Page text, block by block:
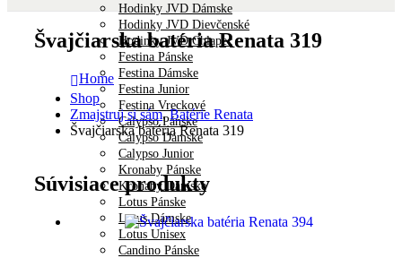
Hodinky JVD Dámske
Hodinky JVD Dievčenské
Hodinky JVD Chlapec
Festina Pánske
Festina Dámske
Festina Junior
Festina Vreckové
Calypso Pánske
Calypso Dámske
Calypso Junior
Kronaby Pánske
Kronaby Dámske
Lotus Pánske
Lotus Dámske
Lotus Unisex
Candino Pánske
Švajčiarska batéria Renata 319
Home
Shop
Zmajstruj si sám,Batérie Renata
Švajčiarska batéria Renata 319
Súvisiace produkty